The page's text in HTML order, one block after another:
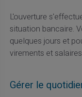
L'ouverture
situation bancaire.
quelques jours et
virements et
Gérer le